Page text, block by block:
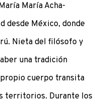
María Acha-
desde México, donde
Nieta del filósofo y
una tradición
cuerpo transita
territorios. Durante los